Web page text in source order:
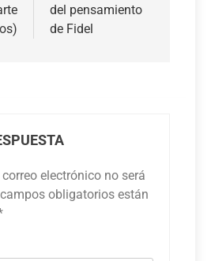
del pensamiento
de Fidel
electrónico no será
obligatorios están